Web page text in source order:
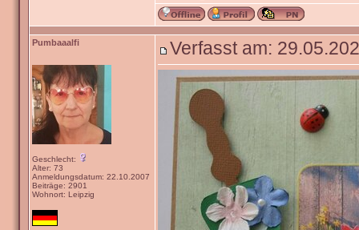
Pumbaaalfi
Geschlecht:
Alter: 73
Anmeldungsdatum: 22.10.2007
Beiträge: 2901
Wohnort: Leipzig
Verfasst am: